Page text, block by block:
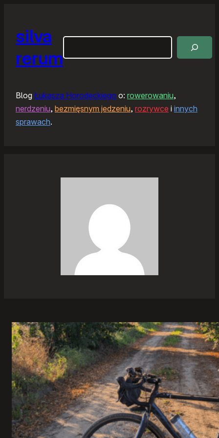
silva
rerum
Blog Łukasza Horodeckiego o: rowerowaniu,
nerdzeniu, bezmięsnym jedzeniu, rozrywce i innych
sprawach.